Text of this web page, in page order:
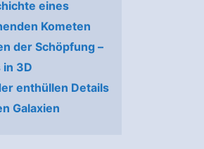
eines
Kometen
der Schöpfung –
3D
enthüllen Details
Galaxien